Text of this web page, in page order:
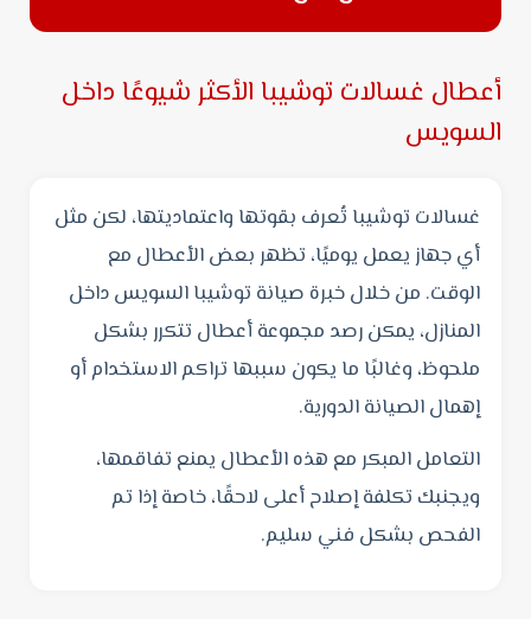
أعطال غسالات توشيبا الأكثر شيوعًا داخل
السويس
غسالات توشيبا تُعرف بقوتها واعتماديتها، لكن مثل
أي جهاز يعمل يوميًا، تظهر بعض الأعطال مع
الوقت. من خلال خبرة صيانة توشيبا السويس داخل
المنازل، يمكن رصد مجموعة أعطال تتكرر بشكل
ملحوظ، وغالبًا ما يكون سببها تراكم الاستخدام أو
إهمال الصيانة الدورية.
التعامل المبكر مع هذه الأعطال يمنع تفاقمها،
ويجنبك تكلفة إصلاح أعلى لاحقًا، خاصة إذا تم
الفحص بشكل فني سليم.